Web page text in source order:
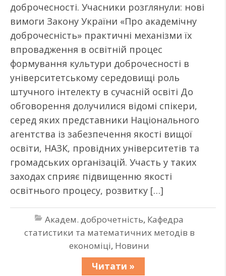
доброчесності. Учасники розглянули: нові
вимоги Закону України «Про академічну
доброчесність» практичні механізми їх
впровадження в освітній процес
формування культури доброчесності в
університетському середовищі роль
штучного інтелекту в сучасній освіті До
обговорення долучилися відомі спікери,
серед яких представники Національного
агентства із забезпечення якості вищої
освіти, НАЗК, провідних університетів та
громадських організацій. Участь у таких
заходах сприяє підвищенню якості
освітнього процесу, розвитку […]
Академ. доброчетність, Кафедра
статистики та математичних методів в
економіці, Новини
Читати »